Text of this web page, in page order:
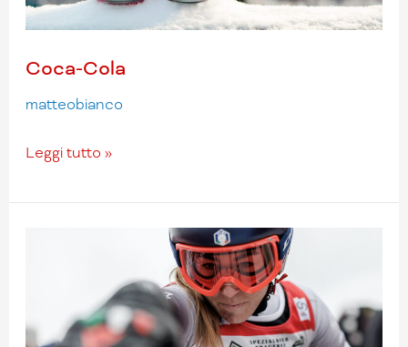
Coca-Cola
matteobianco
Leggi tutto »